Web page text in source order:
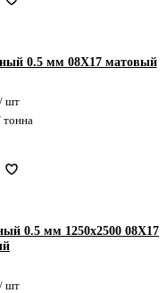
0.5 мм 08Х17 матовый
/ шт
тонна
0.5 мм 1250x2500 08Х17
/ шт